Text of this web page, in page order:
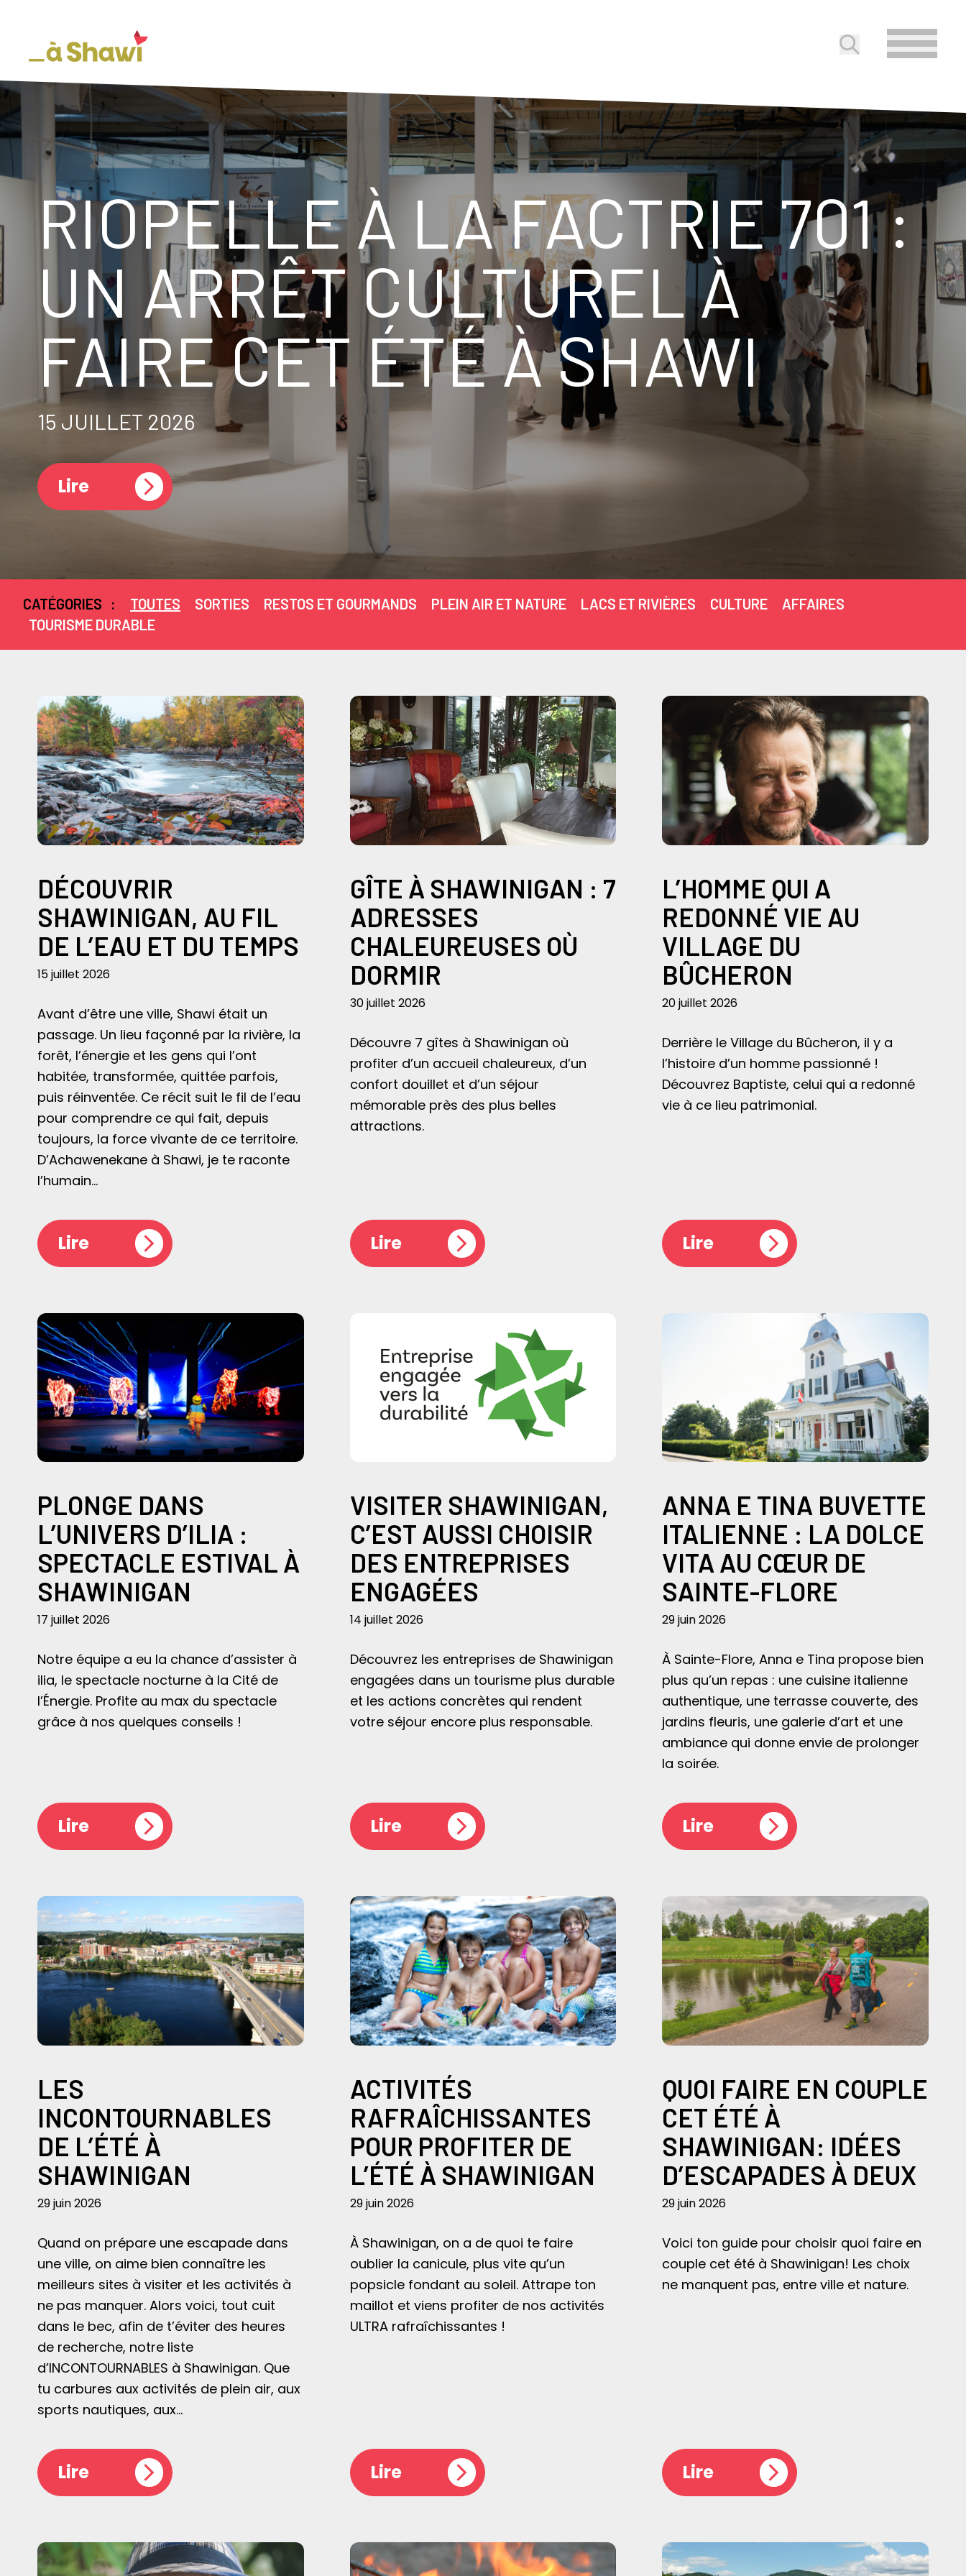
Soumettre la
RIOPELLE À LA FACTRIE 701 :
UN ARRÊT CULTUREL À
FAIRE CET ÉTÉ À SHAWI
15 JUILLET 2026
Lire
CATÉGORIES : TOUTES SORTIES RESTOS ET GOURMANDS PLEIN AIR ET NATURE LACS ET RIVIÈRES CULTURE
AFFAIRES
TOURISME DURABLE
DÉCOUVRIR
SHAWINIGAN, AU FIL
DE L’EAU ET DU TEMPS
15 juillet 2026
Avant d’être une ville, Shawi était un
passage. Un lieu façonné par la rivière, la
forêt, l’énergie et les gens qui l’ont
habitée, transformée, quittée parfois,
puis réinventée. Ce récit suit le fil de l’eau
pour comprendre ce qui fait, depuis
toujours, la force vivante de ce territoire.
D’Achawenekane à Shawi, je te raconte
l’humain…
Lire
GÎTE À SHAWINIGAN : 7
ADRESSES
CHALEUREUSES OÙ
DORMIR
30 juillet 2026
Découvre 7 gîtes à Shawinigan où
profiter d’un accueil chaleureux, d’un
confort douillet et d’un séjour
mémorable près des plus belles
attractions.
Lire
L’HOMME QUI A
REDONNÉ VIE AU
VILLAGE DU
BÛCHERON
20 juillet 2026
Derrière le Village du Bûcheron, il y a
l’histoire d’un homme passionné !
Découvrez Baptiste, celui qui a redonné
vie à ce lieu patrimonial.
Lire
PLONGE DANS
L’UNIVERS D’ILIA :
SPECTACLE ESTIVAL À
SHAWINIGAN
17 juillet 2026
Notre équipe a eu la chance d’assister à
ilia, le spectacle nocturne à la Cité de
l’Énergie. Profite au max du spectacle
grâce à nos quelques conseils !
Lire
VISITER SHAWINIGAN,
C’EST AUSSI CHOISIR
DES ENTREPRISES
ENGAGÉES
14 juillet 2026
Découvrez les entreprises de Shawinigan
engagées dans un tourisme plus durable
et les actions concrètes qui rendent
votre séjour encore plus responsable.
Lire
ANNA E TINA BUVETTE
ITALIENNE : LA DOLCE
VITA AU CŒUR DE
SAINTE-FLORE
29 juin 2026
À Sainte-Flore, Anna e Tina propose bien
plus qu’un repas : une cuisine italienne
authentique, une terrasse couverte, des
jardins fleuris, une galerie d’art et une
ambiance qui donne envie de prolonger
la soirée.
Lire
LES
INCONTOURNABLES
DE L’ÉTÉ À
SHAWINIGAN
29 juin 2026
Quand on prépare une escapade dans
une ville, on aime bien connaître les
meilleurs sites à visiter et les activités à
ne pas manquer. Alors voici, tout cuit
dans le bec, afin de t’éviter des heures
de recherche, notre liste
d’INCONTOURNABLES à Shawinigan. Que
tu carbures aux activités de plein air, aux
sports nautiques, aux…
Lire
ACTIVITÉS
RAFRAÎCHISSANTES
POUR PROFITER DE
L’ÉTÉ À SHAWINIGAN
29 juin 2026
À Shawinigan, on a de quoi te faire
oublier la canicule, plus vite qu’un
popsicle fondant au soleil. Attrape ton
maillot et viens profiter de nos activités
ULTRA rafraîchissantes !
Lire
QUOI FAIRE EN COUPLE
CET ÉTÉ À
SHAWINIGAN: IDÉES
D’ESCAPADES À DEUX
29 juin 2026
Voici ton guide pour choisir quoi faire en
couple cet été à Shawinigan! Les choix
ne manquent pas, entre ville et nature.
Lire